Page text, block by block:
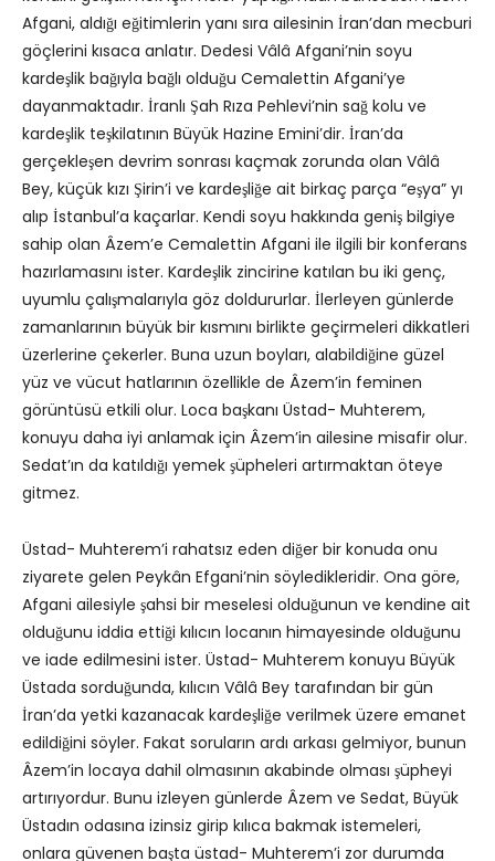
Afgani, aldığı eğitimlerin yanı sıra ailesinin İran’dan mecburi
göçlerini kısaca anlatır. Dedesi Vâlâ Afgani’nin soyu
kardeşlik bağıyla bağlı olduğu Cemalettin Afgani’ye
dayanmaktadır. İranlı Şah Rıza Pehlevi’nin sağ kolu ve
kardeşlik teşkilatının Büyük Hazine Emini’dir. İran’da
gerçekleşen devrim sonrası kaçmak zorunda olan Vâlâ
Bey, küçük kızı Şirin’i ve kardeşliğe ait birkaç parça “eşya” yı
alıp İstanbul’a kaçarlar. Kendi soyu hakkında geniş bilgiye
sahip olan Âzem’e Cemalettin Afgani ile ilgili bir konferans
hazırlamasını ister. Kardeşlik zincirine katılan bu iki genç,
uyumlu çalışmalarıyla göz doldururlar. İlerleyen günlerde
zamanlarının büyük bir kısmını birlikte geçirmeleri dikkatleri
üzerlerine çekerler. Buna uzun boyları, alabildiğine güzel
yüz ve vücut hatlarının özellikle de Âzem’in feminen
görüntüsü etkili olur. Loca başkanı Üstad- Muhterem,
konuyu daha iyi anlamak için Âzem’in ailesine misafir olur.
Sedat’ın da katıldığı yemek şüpheleri artırmaktan öteye
gitmez.
Üstad- Muhterem’i rahatsız eden diğer bir konuda onu
ziyarete gelen Peykân Efgani’nin söyledikleridir. Ona göre,
Afgani ailesiyle şahsi bir meselesi olduğunun ve kendine ait
olduğunu iddia ettiği kılıcın locanın himayesinde olduğunu
ve iade edilmesini ister. Üstad- Muhterem konuyu Büyük
Üstada sorduğunda, kılıcın Vâlâ Bey tarafından bir gün
İran’da yetki kazanacak kardeşliğe verilmek üzere emanet
edildiğini söyler. Fakat soruların ardı arkası gelmiyor, bunun
Âzem’in locaya dahil olmasının akabinde olması şüpheyi
artırıyordur. Bunu izleyen günlerde Âzem ve Sedat, Büyük
Üstadın odasına izinsiz girip kılıca bakmak istemeleri,
onlara güvenen başta üstad- Muhterem’i zor durumda